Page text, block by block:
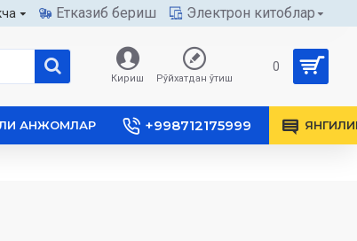
Етказиб бериш Электрон китоблар
Кириш Рўйхатдан ўтиш
0
АНЖОМЛАР +998712175999